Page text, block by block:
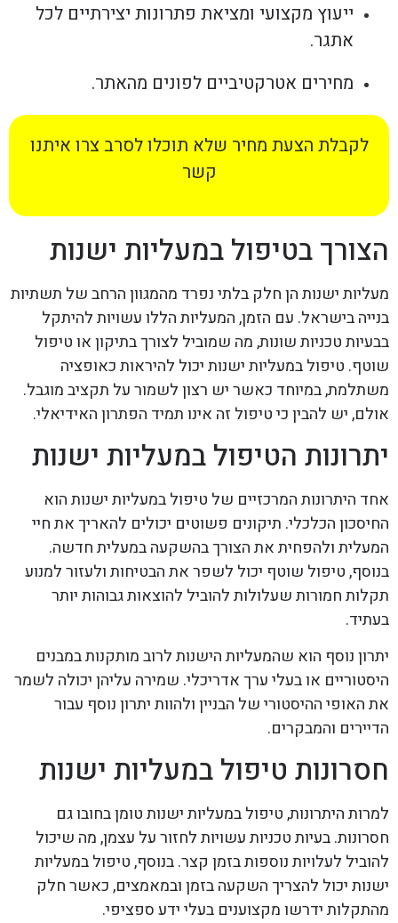
ייעוץ מקצועי ומציאת פתרונות יצירתיים לכל
אתגר.
מחירים אטרקטיביים לפונים מהאתר.
לקבלת הצעת מחיר שלא תוכלו לסרב צרו איתנו
קשר
הצורך בטיפול במעליות ישנות
מעליות ישנות הן חלק בלתי נפרד מהמגוון הרחב של תשתיות
בנייה בישראל. עם הזמן, המעליות הללו עשויות להיתקל
בבעיות טכניות שונות, מה שמוביל לצורך בתיקון או טיפול
שוטף. טיפול במעליות ישנות יכול להיראות כאופציה
משתלמת, במיוחד כאשר יש רצון לשמור על תקציב מוגבל.
אולם, יש להבין כי טיפול זה אינו תמיד הפתרון האידיאלי.
יתרונות הטיפול במעליות ישנות
אחד היתרונות המרכזיים של טיפול במעליות ישנות הוא
החיסכון הכלכלי. תיקונים פשוטים יכולים להאריך את חיי
המעלית ולהפחית את הצורך בהשקעה במעלית חדשה.
בנוסף, טיפול שוטף יכול לשפר את הבטיחות ולעזור למנוע
תקלות חמורות שעלולות להוביל להוצאות גבוהות יותר
בעתיד.
יתרון נוסף הוא שהמעליות הישנות לרוב מותקנות במבנים
היסטוריים או בעלי ערך אדריכלי. שמירה עליהן יכולה לשמר
את האופי ההיסטורי של הבניין ולהוות יתרון נוסף עבור
הדיירים והמבקרים.
חסרונות טיפול במעליות ישנות
למרות היתרונות, טיפול במעליות ישנות טומן בחובו גם
חסרונות. בעיות טכניות עשויות לחזור על עצמן, מה שיכול
להוביל לעלויות נוספות בזמן קצר. בנוסף, טיפול במעליות
ישנות יכול להצריך השקעה בזמן ובמאמצים, כאשר חלק
מהתקלות ידרשו מקצוענים בעלי ידע ספציפי.